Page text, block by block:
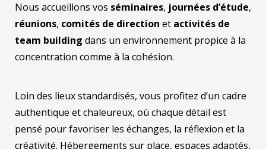
Nous accueillons vos séminaires, journées d’étude,
réunions, comités de direction et activités de
team building dans un environnement propice à la
concentration comme à la cohésion.
Loin des lieux standardisés, vous profitez d’un cadre
authentique et chaleureux, où chaque détail est
pensé pour favoriser les échanges, la réflexion et la
créativité. Hébergements sur place, espaces adaptés,